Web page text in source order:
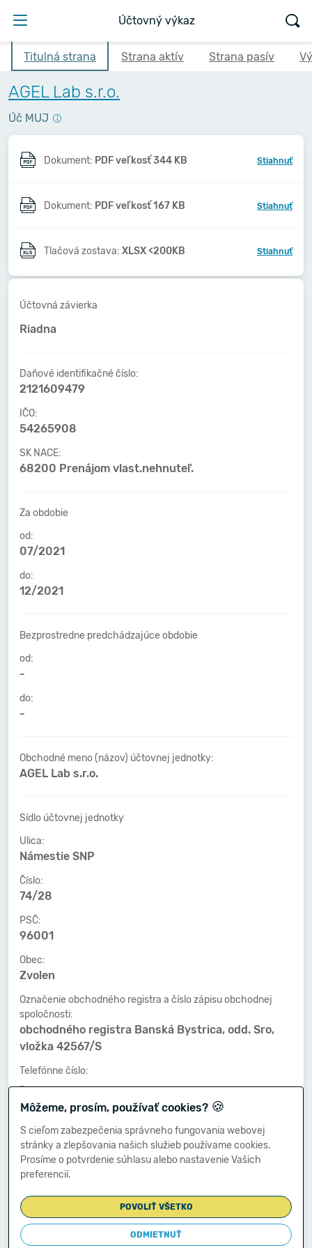
Účtovný výkaz
Titulná strana Strana aktív Strana pasív
AGEL Lab s.r.o.
Úč MUJ
Dokument: PDF veľkosť 344 KB Stiahnuť
Dokument: PDF veľkosť 167 KB Stiahnuť
Tlačová zostava: XLSX <200KB Stiahnuť
Účtovná závierka
Riadna
Daňové identifikačné číslo:
2121609479
IČO:
54265908
SK NACE:
68200 Prenájom vlast.nehnuteľ.
Za obdobie
od:
07/2021
do:
12/2021
Bezprostredne predchádzajúce obdobie
od:
-
do:
-
Obchodné meno (názov) účtovnej jednotky:
AGEL Lab s.r.o.
Sídlo účtovnej jednotky
Ulica:
Námestie SNP
Číslo:
74/28
PSČ:
96001
Obec:
Zvolen
Označenie obchodného registra a číslo zápisu obchodnej
spoločnosti:
obchodného registra Banská Bystrica, odd. Sro,
vložka 42567/S
Telefónne číslo:
-
Faxové číslo:
-
E-mailová adresa:
-
Zostavená dňa:
28.02.2021
Môžeme, prosím, používať cookies? 🍪
S cieľom zabezpečenia správneho fungovania webovej
stránky a zlepšovania našich služieb používame cookies.
Prosíme o potvrdenie súhlasu alebo nastavenie Vašich
preferencií.
POVOLIŤ VŠETKO
ODMIETNUŤ